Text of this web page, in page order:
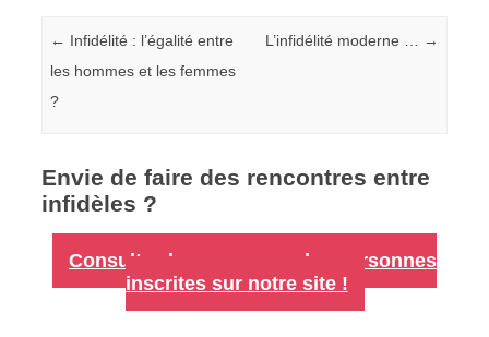
Navigation
← Infidélité : l’égalité entre
les hommes et les femmes
?
L’infidélité moderne … →
Envie de faire des rencontres entre
infidèles ?
Consultez les annonces des personnes
inscrites sur notre site !